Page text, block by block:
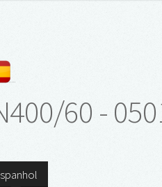
60 -